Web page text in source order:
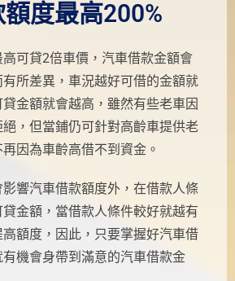
度最高200%
高可貸2倍車價，汽車借款金額會
所差異，車況越好可借的金額就
金額就會越高，雖然有些老車因
，但當鋪仍可針對高齡車提供老
因為車齡高借不到資金。
響汽車借款額度外，在借款人條
金額，當借款人條件較好就越有
額度，因此，只要掌握好汽車借
機會身帶到滿意的汽車借款金